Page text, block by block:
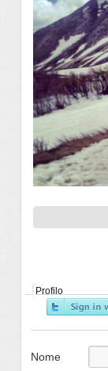
Profilo
Nome